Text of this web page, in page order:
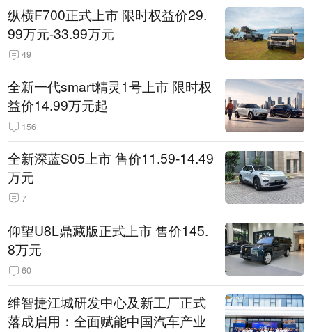
纵横F700正式上市 限时权益价29.
99万元-33.99万元
49
全新一代smart精灵1号上市 限时权
益价14.99万元起
156
全新深蓝S05上市 售价11.59-14.49
万元
7
仰望U8L鼎藏版正式上市 售价145.
8万元
60
维智捷江城研发中心及新工厂正式
落成启用：全面赋能中国汽车产业